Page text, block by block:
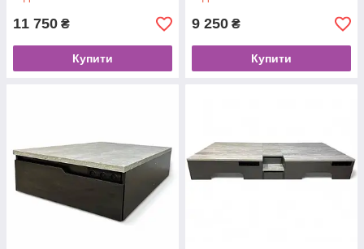
11 750 ₴
Купити
9 250 ₴
Купити